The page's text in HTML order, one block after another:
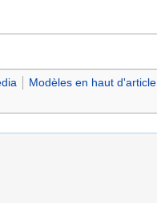
Modèles en haut d'article